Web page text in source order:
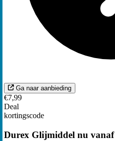
Ga naar aanbieding
€7,99
Deal
kortingscode
Durex Glijmiddel nu vanaf